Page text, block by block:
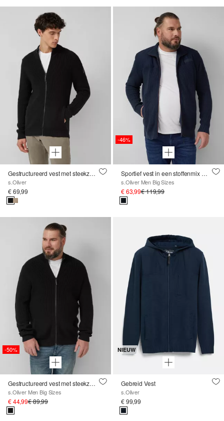
Gestructureerd vest met steekzakken en ritssluiting
s.Oliver
€ 69,99
-46%
Sportief vest in een stoffenmix met contrasterende details
s.Oliver Men Big Sizes
€ 63,99€ 119,99
-50%
Gestructureerd vest met steekzakken en ritssluiting
s.Oliver Men Big Sizes
€ 44,99€ 89,99
NIEUW
Gebreid Vest
s.Oliver
€ 99,99